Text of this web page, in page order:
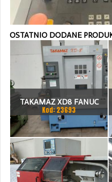
OSTATNIO DODANE
TAKAMAZ XD8 FANUC
21ITA TOKARKA CNC
Kod: 23693